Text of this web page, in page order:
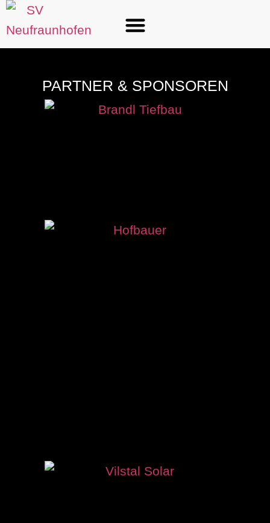
PARTNER & SPONSOREN